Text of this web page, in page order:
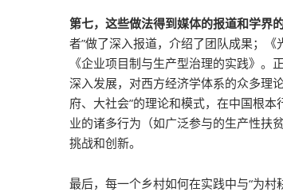
第七，这些做法得到媒体的报道和学界
者”做了深入报道，介绍了团队成果；
《企业项目制与生产型治理的实践》
深入发展，对西方经济学体系的众多理
府、大社会”的理论和模式，在中国根
业的诸多行为（如广泛参与的生产性扶
挑战和创新。
最后，每一个乡村如何在实践中与“为村